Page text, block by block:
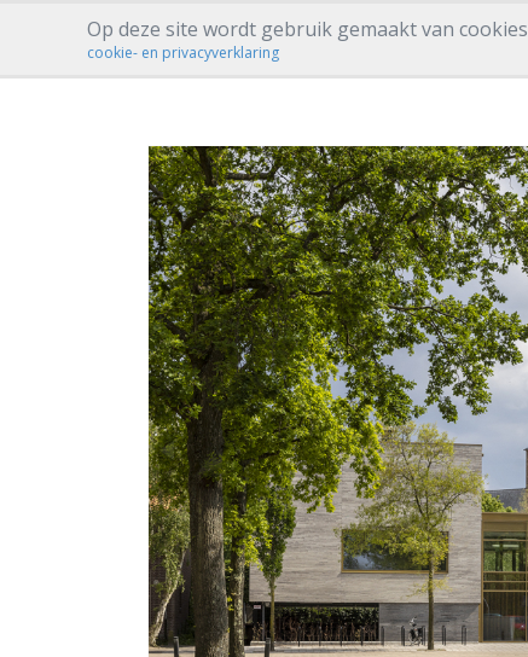
Op deze site wordt gebruik gemaakt van cookies
cookie- en privacyverklaring